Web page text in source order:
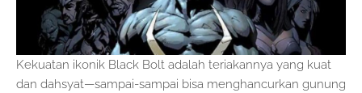
Kekuatan ikonik Black Bolt adalah teriakannya yang kuat
dan dahsyat—sampai-sampai bisa menghancurkan gunung